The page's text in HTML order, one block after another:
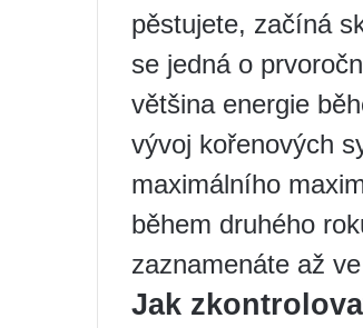
pěstujete, začíná
se jedná o
většina energie
vývoj kořenových
maximálního
během druhého
zaznamenáte až
Jak